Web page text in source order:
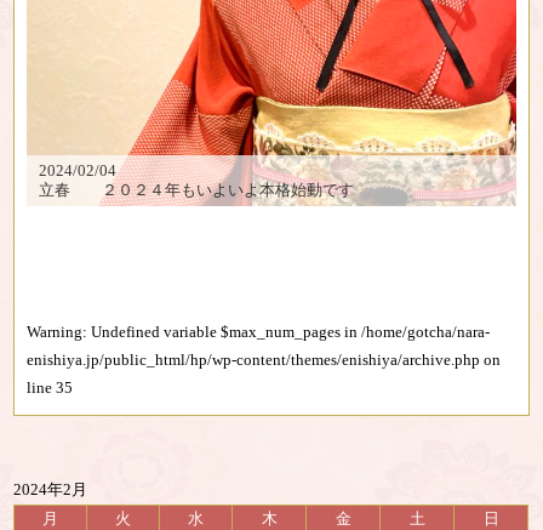
2024/02/04
立春 ２０２４年もいよいよ本格始動です
Warning: Undefined variable $max_num_pages in/home/gotcha/nara-
enishiya.jp/public_html/hp/wp-content/themes/enishiya/archive.php on
line35
2024年2月
月
火 水 木 金 土
日